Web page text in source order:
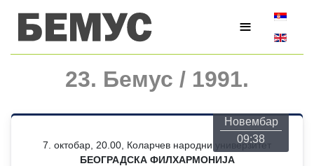
≡
23. Бемус / 1991.Понедељак
Новембар
09:38
7. октобар, 20.00, Коларчев народни универзитет
БЕОГРАДСКА ФИЛХАРМОНИЈА